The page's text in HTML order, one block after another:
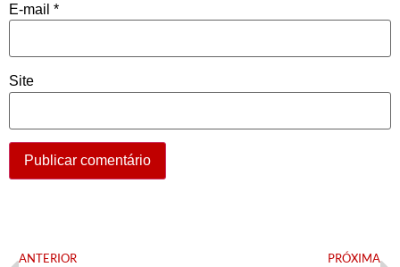
E-mail *
Site
ANTERIOR PRÓXIMA